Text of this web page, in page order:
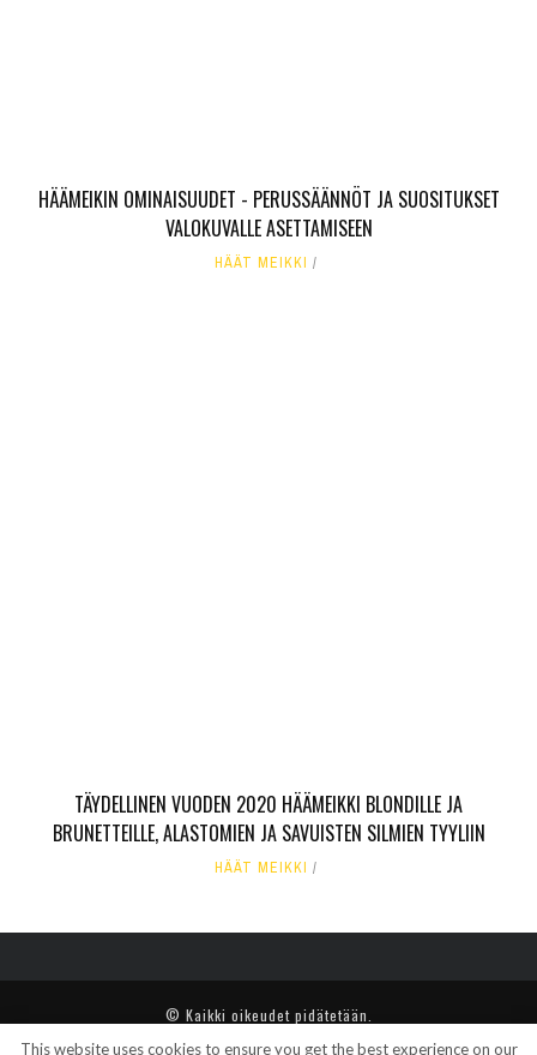
HÄÄMEIKIN OMINAISUUDET - PERUSSÄÄNNÖT JA SUOSITUKSET
VALOKUVALLE ASETTAMISEEN
HÄÄT MEIKKI
TÄYDELLINEN VUODEN 2020 HÄÄMEIKKI BLONDILLE JA
BRUNETTEILLE, ALASTOMIEN JA SAVUISTEN SILMIEN TYYLIIN
HÄÄT MEIKKI
© Kaikki oikeudet pidätetään.
This website uses cookies to ensure you get the best experience on our